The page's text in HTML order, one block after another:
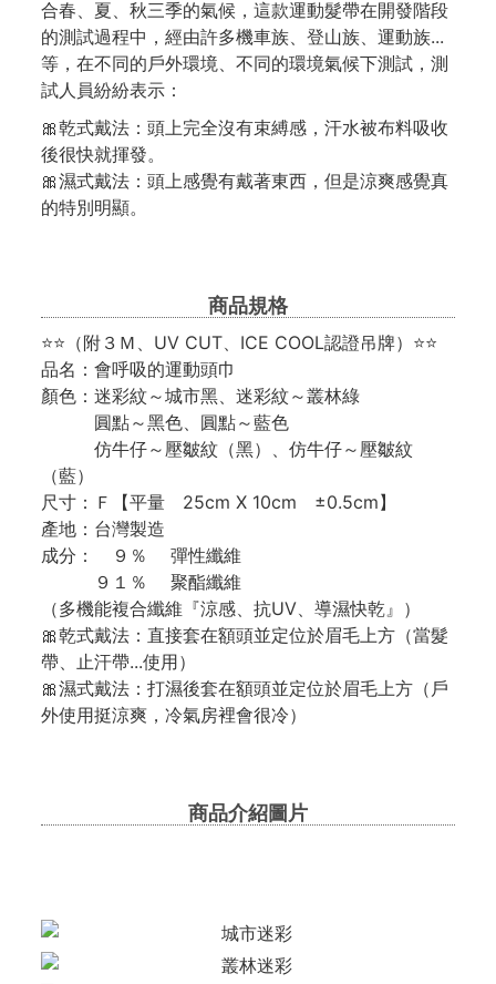
合春、夏、秋三季的氣候，這款運動髮帶在開發階段
的測試過程中，經由許多機車族、登山族、運動族...
等，在不同的戶外環境、不同的環境氣候下測試，測
試人員紛紛表示：
🎀乾式戴法：頭上完全沒有束縛感，汗水被布料吸收
後很快就揮發。
🎀濕式戴法：頭上感覺有戴著東西，但是涼爽感覺真
的特別明顯。
商品規格
⭐⭐（附３Ｍ、UV CUT、ICE COOL認證吊牌）⭐⭐
品名：會呼吸的運動頭巾
顏色：迷彩紋～城市黑、迷彩紋～叢林綠
圓點～黑色、圓點～藍色
仿牛仔～壓皺紋（黑）、仿牛仔～壓皺紋
（藍）
尺寸：Ｆ【平量 25cm X 10cm ±0.5cm】
產地：台灣製造
成分： ９％ 彈性纖維
９１％ 聚酯纖維
（多機能複合纖維『涼感、抗UV、導濕快乾』）
🎀乾式戴法：直接套在額頭並定位於眉毛上方（當髮
帶、止汗帶...使用）
🎀濕式戴法：打濕後套在額頭並定位於眉毛上方（戶
外使用挺涼爽，冷氣房裡會很冷）
商品介紹圖片